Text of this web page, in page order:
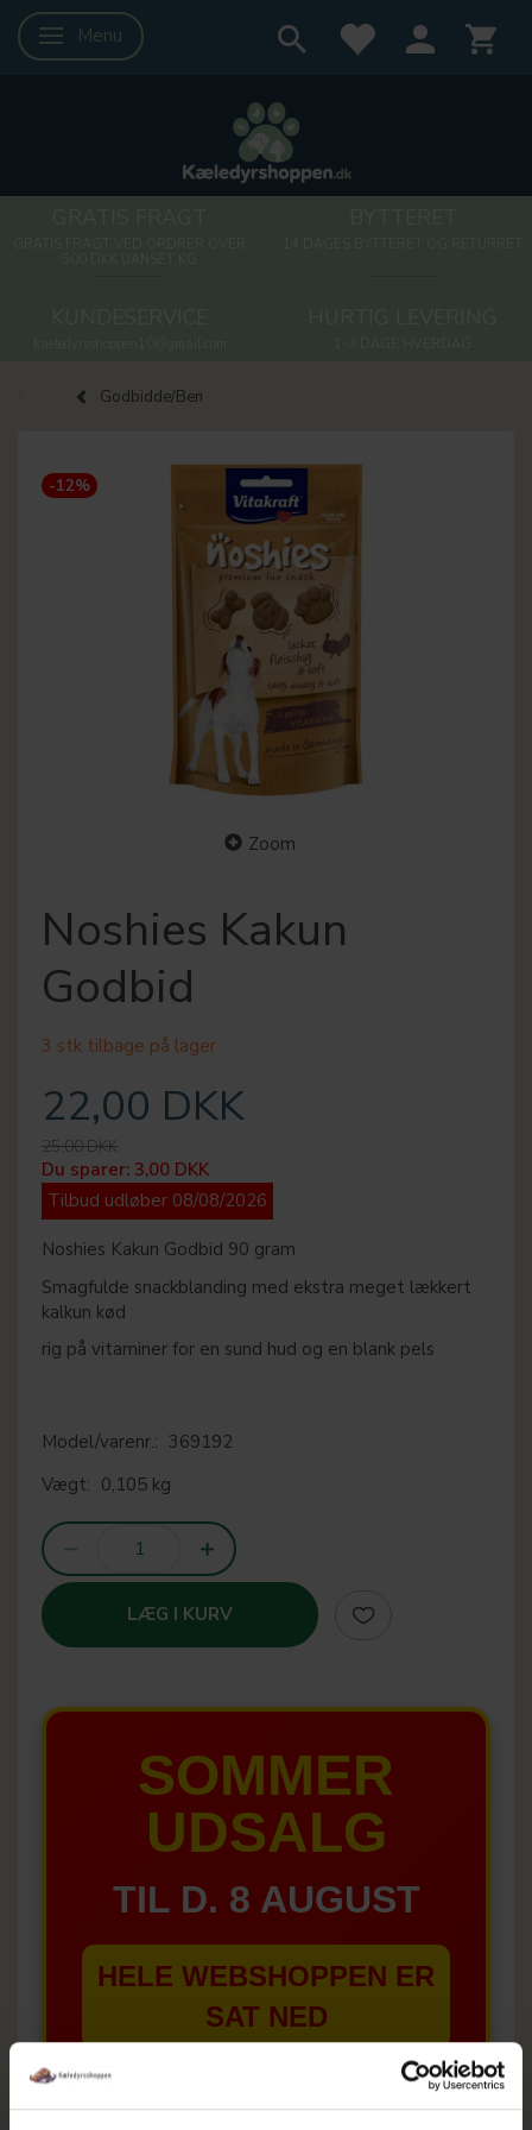
Skifte navigation
Menu
Godbidde/Ben
-12%
Zoom
Noshies Kakun
Godbid
3 stk tilbage på lager
22,00 DKK
25,00 DKK
Du sparer: 3,00 DKK
Tilbud udløber 08/08/2026
Noshies Kakun Godbid 90 gram
Smagfulde snackblanding med ekstra meget lækkert
kalkun kød
rig på vitaminer for en sund hud og en blank pels
Model/varenr.: 369192
Vægt: 0,105 kg
LÆG I KURV
SOMMER
UDSALG
TIL D. 8 AUGUST
HELE WEBSHOPPEN ER
SAT NED
Tilbud GÆLDER IKKE